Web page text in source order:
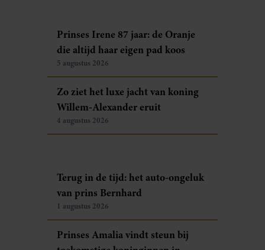
Prinses Irene 87 jaar: de Oranje
die altijd haar eigen pad koos
5 augustus 2026
Zo ziet het luxe jacht van koning
Willem-Alexander eruit
4 augustus 2026
Terug in de tijd: het auto-ongeluk
van prins Bernhard
1 augustus 2026
Prinses Amalia vindt steun bij